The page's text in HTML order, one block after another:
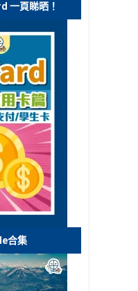
一頁睇晒！
合集